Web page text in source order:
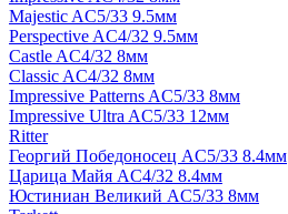
Majestic AC5/33 9.5мм
Perspective AC4/32 9.5мм
Castle AC4/32 8мм
Classic AC4/32 8мм
Impressive Patterns AC5/33 8мм
Impressive Ultra AC5/33 12мм
Ritter
Георгий Победоносец AC5/33 8.4мм
Царица Майя AC4/32 8.4мм
Юстиниан Великий AC5/33 8мм